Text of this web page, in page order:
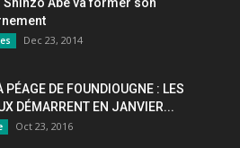
Shinzo Abe va former son
Dec 23, 2014
PÉAGE DE FOUNDIOUGNE : LES
DÉMARRENT EN JANVIER...
Oct 23, 2016